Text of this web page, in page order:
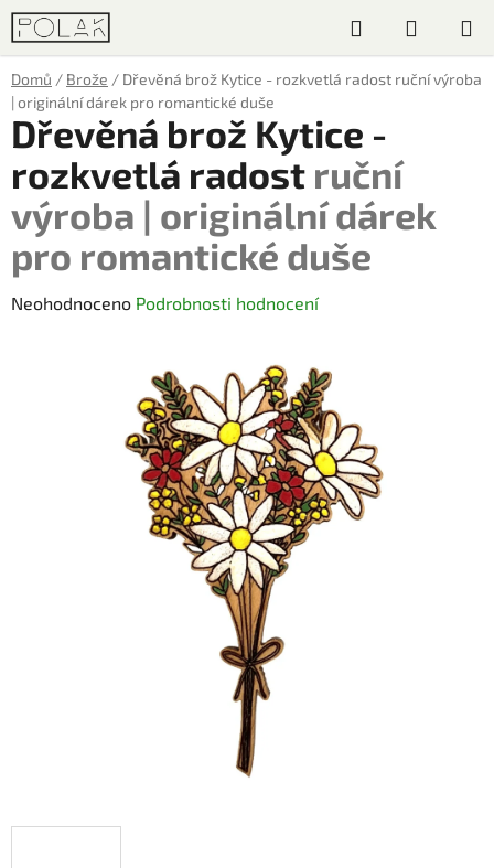
Přejít
obsah
Hledat
KOŠÍK
Domů / Brože / Dřevěná brož Kytice - rozkvetlá radost ruční výroba
| originální dárek pro romantické duše
Dřevěná brož Kytice -
rozkvetlá radost ruční
výroba | originální dárek
pro romantické duše
Průměrné
Neohodnoceno Podrobnosti hodnocení